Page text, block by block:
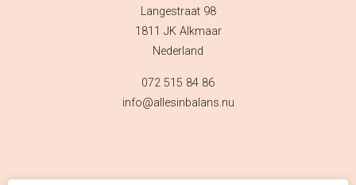
Langestraat 98
1811 JK Alkmaar
Nederland
072 515 84 86
info@allesinbalans.nu